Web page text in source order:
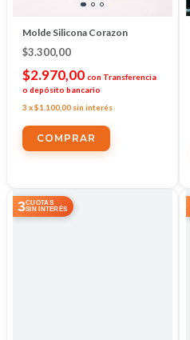
Molde Silicona Corazon
$3.300,00
$2.970,00 con Transferencia
o depósito bancario
3 x$1.100,00 sin interés
3CUOTAS
SIN INTERÉS